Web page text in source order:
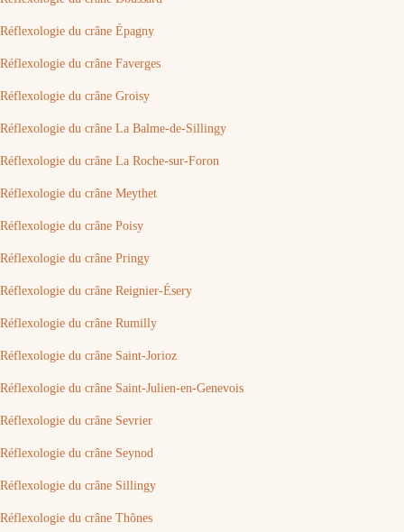
Réflexologie du crâne Épagny
Réflexologie du crâne Faverges
Réflexologie du crâne Groisy
Réflexologie du crâne La Balme-de-Sillingy
Réflexologie du crâne La Roche-sur-Foron
Réflexologie du crâne Meythet
Réflexologie du crâne Poisy
Réflexologie du crâne Pringy
Réflexologie du crâne Reignier-Ésery
Réflexologie du crâne Rumilly
Réflexologie du crâne Saint-Jorioz
Réflexologie du crâne Saint-Julien-en-Genevois
Réflexologie du crâne Sevrier
Réflexologie du crâne Seynod
Réflexologie du crâne Sillingy
Réflexologie du crâne Thônes